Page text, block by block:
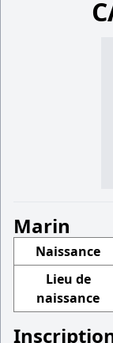
Marin
Naissance
Lieu de
naissance